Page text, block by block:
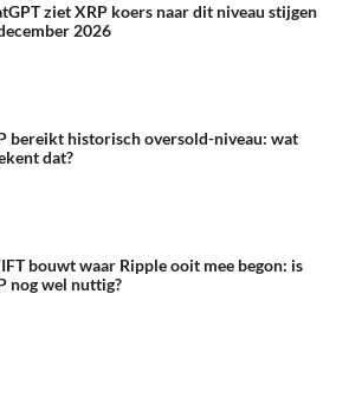
ziet XRP koers naar dit niveau stijgen
2026
bereikt historisch oversold-niveau: wat
dat?
bouwt waar Ripple ooit mee begon: is
nog wel nuttig?